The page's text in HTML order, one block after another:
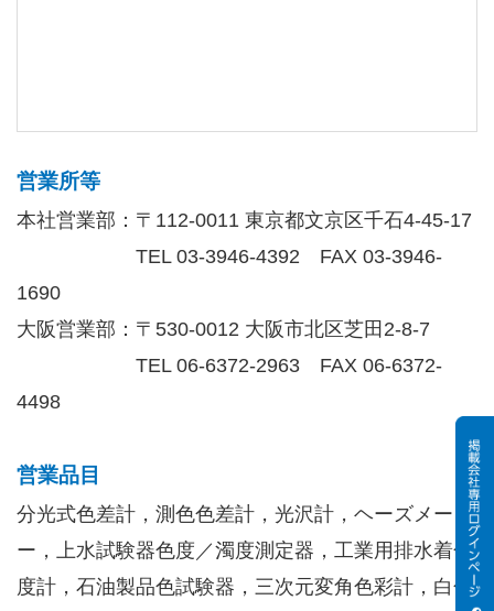
営業所等
本社営業部：〒112-0011 東京都文京区千石4-45-17
TEL 03-3946-4392 FAX 03-3946-
1690
大阪営業部：〒530-0012 大阪市北区芝田2-8-7
TEL 06-6372-2963 FAX 06-6372-
4498
営業品目
分光式色差計，測色色差計，光沢計，ヘーズメータ
ー，上水試験器色度／濁度測定器，工業用排水着色
度計，石油製品色試験器，三次元変角色彩計，白色